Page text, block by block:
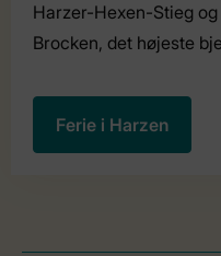
Harzer-Hexen-Stieg
Brocken, det højeste
Ferie i Harzen